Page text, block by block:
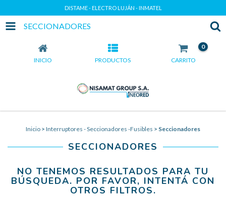
DISTAME - ELECTRO LUJÁN - INMATEL
SECCIONADORES
INICIO PRODUCTOS CARRITO
0
Inicio > Interruptores - Seccionadores -Fusibles > Seccionadores
SECCIONADORES
NO TENEMOS RESULTADOS PARA TU
BÚSQUEDA. POR FAVOR, INTENTÁ CON
OTROS FILTROS.